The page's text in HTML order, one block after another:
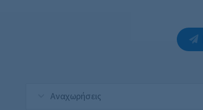
Αναχωρήσεις